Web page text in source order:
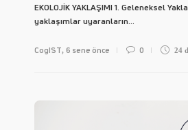
EKOLOJİK YAKLAŞIMI 1. Geleneksel
yaklaşımlar uyaranların...
CogIST, 6 sene önce 0 24